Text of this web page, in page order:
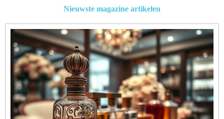
Nieuwste magazine artikelen